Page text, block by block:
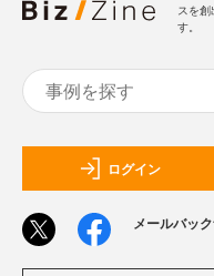
スを
す。
ログイン
メールバッ